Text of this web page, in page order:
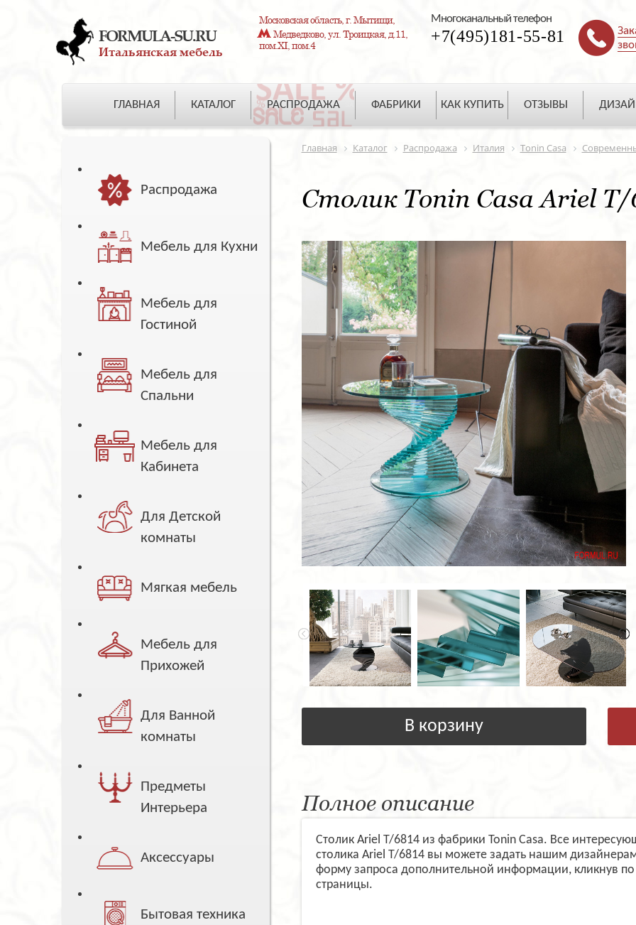
FORMULA-SU.RU
Итальянская мебель
Московская область, г. Мытищи,
Медведково, ул. Троицкая, д.11,
пом.XI, пом.4
Многоканальный телефон
+7(495)181-55-81
ГЛАВНАЯ КАТАЛОГ РАСПРОДАЖА ФАБРИКИ КАК КУПИТЬ ОТЗЫВЫ
Распродажа
Мебель для Кухни
Мебель для
Гостиной
Мебель для
Спальни
Мебель для
Кабинета
Для Детской
комнаты
Мягкая мебель
Мебель для
Прихожей
Для Ванной
комнаты
Предметы
Интерьера
Аксессуары
Бытовая техника
Главная Каталог Распродажа Италия Tonin Casa
Столик Tonin Casa Ariel T/
В корзину
Полное описание
Столик Ariel T/6814 из фабрики Tonin Casa. Все
столика Ariel T/6814 вы можете задать нашим
форму запроса дополнительной информации, кликнув
страницы.